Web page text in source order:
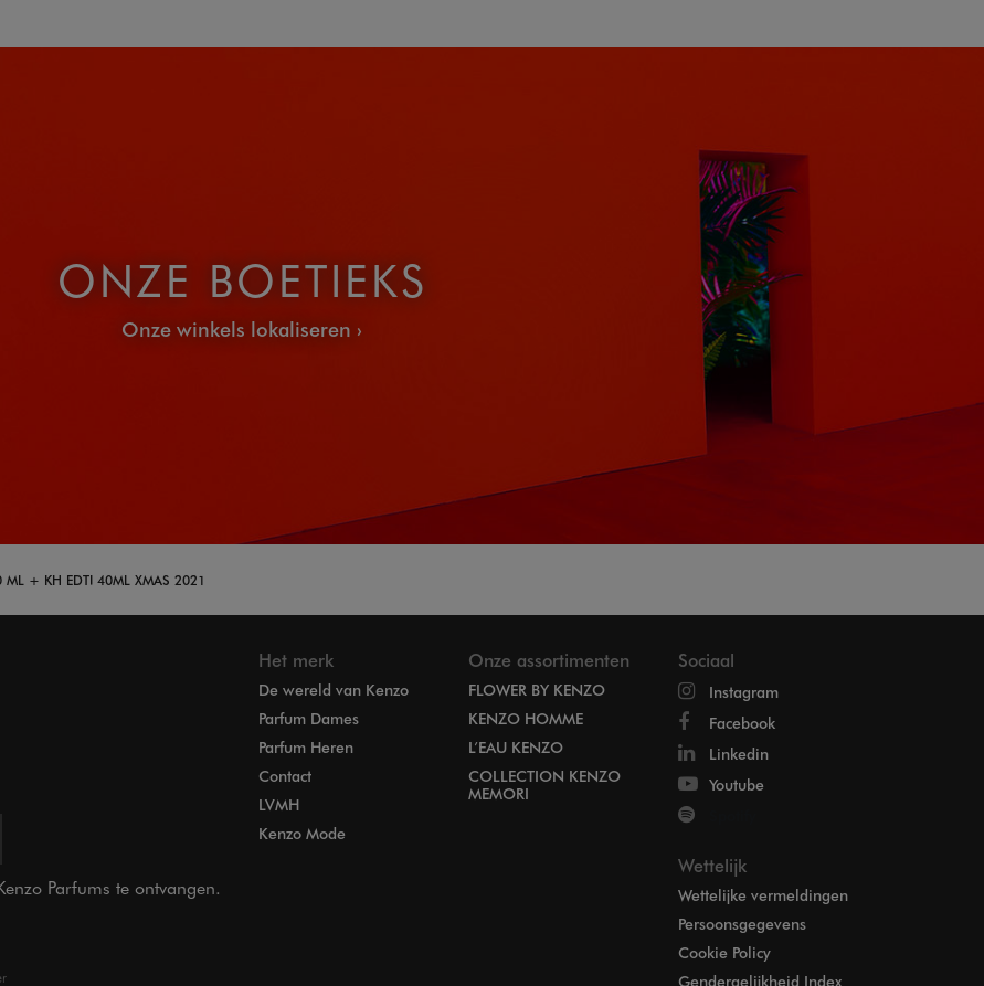
ONZE BOETIEKS
Onze winkels lokaliseren
ML + KH EDTI 40ML XMAS 2021
Parfums te ontvangen.
Het merk
De wereld van Kenzo
Parfum Dames
Parfum Heren
Contact
LVMH
Kenzo Mode
Onze assortimenten
FLOWER BY KENZO
KENZO HOMME
L’EAU KENZO
COLLECTION KENZO
MEMORI
Sociaal
Instagram
Facebook
Linkedin
Youtube
Wettelijk
Wettelijke vermeldingen
Persoonsgegevens
Cookie Policy
Gendergelijkheid Index